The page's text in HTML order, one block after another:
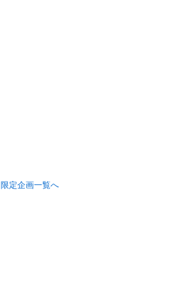
限定企画一覧へ